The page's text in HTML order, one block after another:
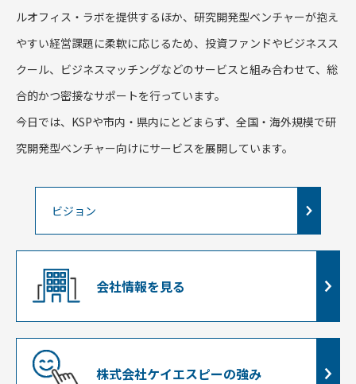
場を心より歓
に、今後も同
社の発展に向
けて支援...
Ac...
ルオフィス・ラボを提供するほか、研究開発型ベンチャーが抱え
やすい経営課題に柔軟に応じるため、投資ファンドやビジネスス
クール、ビジネスマッチングなどのサービスと組み合わせて、総
合的かつ密接なサポートを行っています。
今日では、KSPや市内・県内にとどまらず、全国・海外規模で研
究開発型ベンチャー向けにサービスを展開しています。
ビジョン
会社情報を見る
株式会社ケイエスピーの強み